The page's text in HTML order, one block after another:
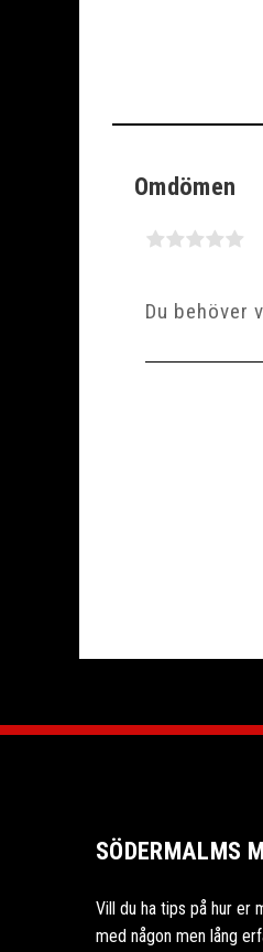
Omdömen
SÖDERMALMS
Vill du ha tips på hur er
med någon men lång